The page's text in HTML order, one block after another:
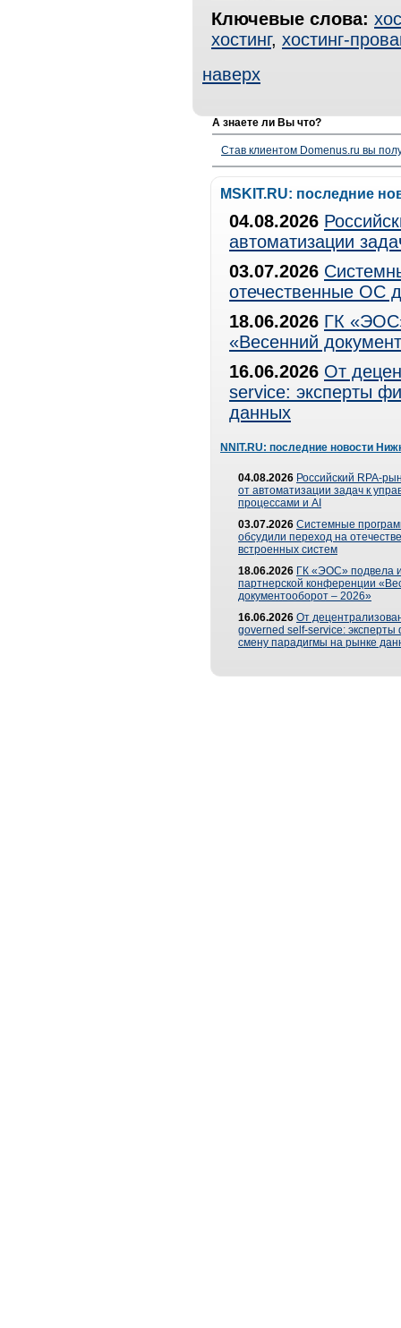
Ключевые слова:
хостинг, хостинг-
наверх
А знаете ли Вы что?
Став клиентом Domenus.ru вы
MSKIT.RU: последние
04.08.2026
автоматизации
03.07.2026
отечественные ОС
18.06.2026 ГК
«Весенний
16.06.2026 От
service: эксперты
данных
NNIT.RU: последние новости
04.08.2026 Российский RPA-
от автоматизации задач к
процессами и AI
03.07.2026 Системные
обсудили переход на
встроенных систем
18.06.2026 ГК «ЭОС» подвела
партнерской конференции
документооборот – 2026»
16.06.2026 От
governed self-service: эксперты
смену парадигмы на рынке